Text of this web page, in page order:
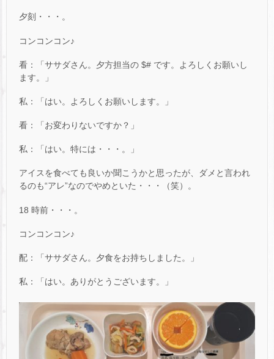
夕刻・・・。
コンコンコン♪
看：「ササダさん。夕方担当の $# です。よろしくお願いし
ます。」
私：「はい。よろしくお願いします。」
看：「お変わりないですか？」
私：「はい。特には・・・。」
アイスを食べても良いか聞こうかと思ったが、ダメと言われ
るのも“アレ”なのでやめといた・・・（笑）。
18 時前・・・。
コンコンコン♪
配：「ササダさん。夕食をお持ちしました。」
私：「はい。ありがとうございます。」